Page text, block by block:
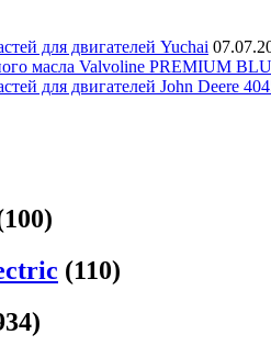
для двигателей Yuchai
масла Valvoline PREMIUM
для двигателей John Deere
(110)